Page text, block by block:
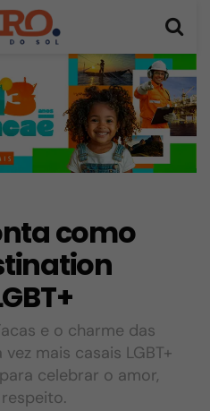
como
e o charme das
mais casais LGBT+
celebrar o amor,